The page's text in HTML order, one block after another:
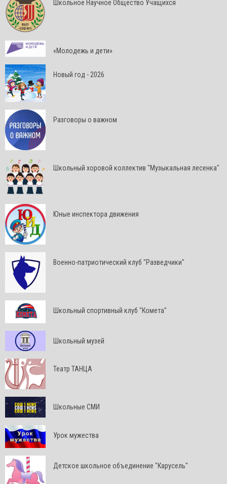
Школьное Научное Общество Учащихся
«Молодежь и дети»
Новый год - 2026
Разговоры о важном
Школьный хоровой коллектив "Музыкальная лесенка"
Юные инспектора движения
Военно-патриотический клуб "Разведчики"
Школьный спортивный клуб "Комета"
Школьный музей
Театр ТАНЦА
Школьные СМИ
Урок мужества
Детское школьное объединение "Карусель"